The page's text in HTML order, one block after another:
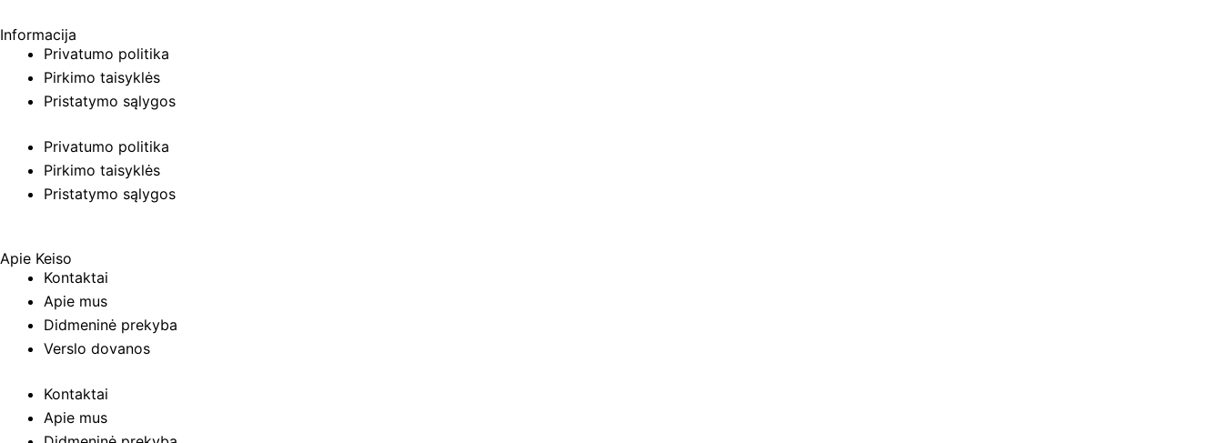
Informacija
Privatumo politika
Pirkimo taisyklės
Pristatymo sąlygos
Privatumo politika
Pirkimo taisyklės
Pristatymo sąlygos
Apie Keiso
Kontaktai
Apie mus
Didmeninė prekyba
Verslo dovanos
Kontaktai
Apie mus